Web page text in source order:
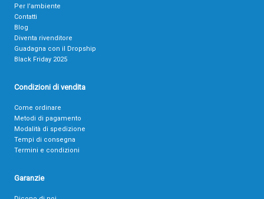
Per l’ambiente
Contatti
Blog
Diventa rivenditore
Guadagna con il Dropship
Black Friday 2025
Condizioni di vendita
Come ordinare
Metodi di pagamento
Modalità di spedizione
Tempi di consegna
Termini e condizioni
Garanzie